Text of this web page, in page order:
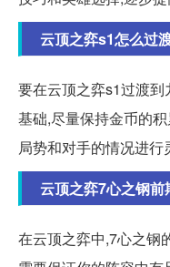
云顶之弈s1怎么过
要在云顶之弈s1过渡
基础,尽量保持金币的
局势和对手的情况进行
云顶之弈7心之钢前
在云顶之弈中,7心之钢